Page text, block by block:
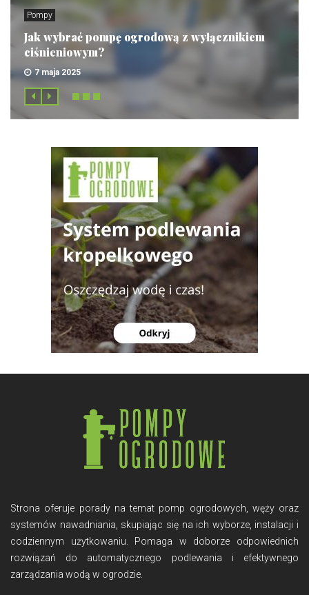
Pompy
Jak wybrać pompę ogrodową z wyłącznikiem
ciśnieniowym?
7 maja 2025
Strona oferuje porady na temat pomp ogrodowych, węży oraz
systemów nawadniania, skupiając się na ich wyborze, instalacji i
codziennym użytkowaniu. Pomaga w doborze odpowiednich
rozwiązań do automatycznego podlewania i efektywnego
zarządzania wodą w ogrodzie.